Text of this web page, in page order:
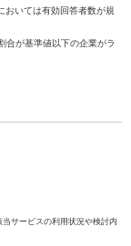
おいては有効回答者数が規
合が基準値以下の企業がラ
サービスの利用状況や検討内